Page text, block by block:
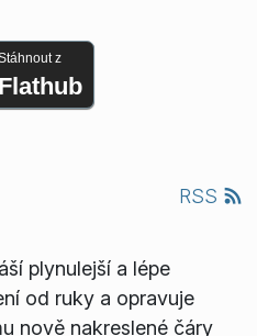
z
Flathub
RSS
plynulejší a lépe
od ruky a opravuje
nově nakreslené čáry